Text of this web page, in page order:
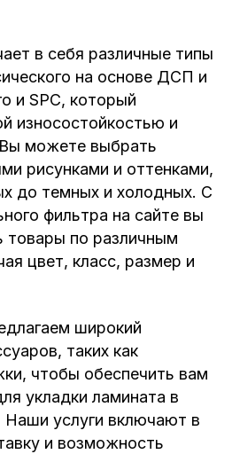
в себя различные типы
на основе ДСП и
и SPC, который
износостойкостью и
можете выбрать
рисунками и оттенками,
до темных и холодных. С
фильтра на сайте вы
по различным
цвет, класс, размер и
широкий
таких как
чтобы обеспечить вам
укладки ламината в
услуги включают в
и возможность